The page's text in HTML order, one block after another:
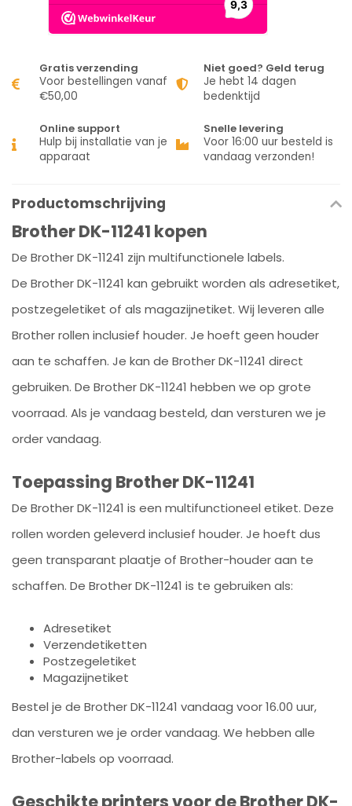
Gratis verzending
Voor bestellingen vanaf
€50,00
Niet goed? Geld terug
Je hebt 14 dagen
bedenktijd
Online support
Hulp bij installatie van je
apparaat
Snelle levering
Voor 16:00 uur besteld is
vandaag verzonden!
Productomschrijving
Brother DK-11241 kopen
De Brother DK-11241 zijn multifunctionele labels.
De Brother DK-11241 kan gebruikt worden als adresetiket,
postzegeletiket of als magazijnetiket. Wij leveren alle
Brother rollen inclusief houder. Je hoeft geen houder
aan te schaffen. Je kan de Brother DK-11241 direct
gebruiken. De Brother DK-11241 hebben we op grote
voorraad. Als je vandaag besteld, dan versturen we je
order vandaag.
Toepassing Brother DK-11241
De Brother DK-11241 is een multifunctioneel etiket. Deze
rollen worden geleverd inclusief houder. Je hoeft dus
geen transparant plaatje of Brother-houder aan te
schaffen. De Brother DK-11241 is te gebruiken als:
Adresetiket
Verzendetiketten
Postzegeletiket
Magazijnetiket
Bestel je de Brother DK-11241 vandaag voor 16.00 uur,
dan versturen we je order vandaag. We hebben alle
Brother-labels op voorraad.